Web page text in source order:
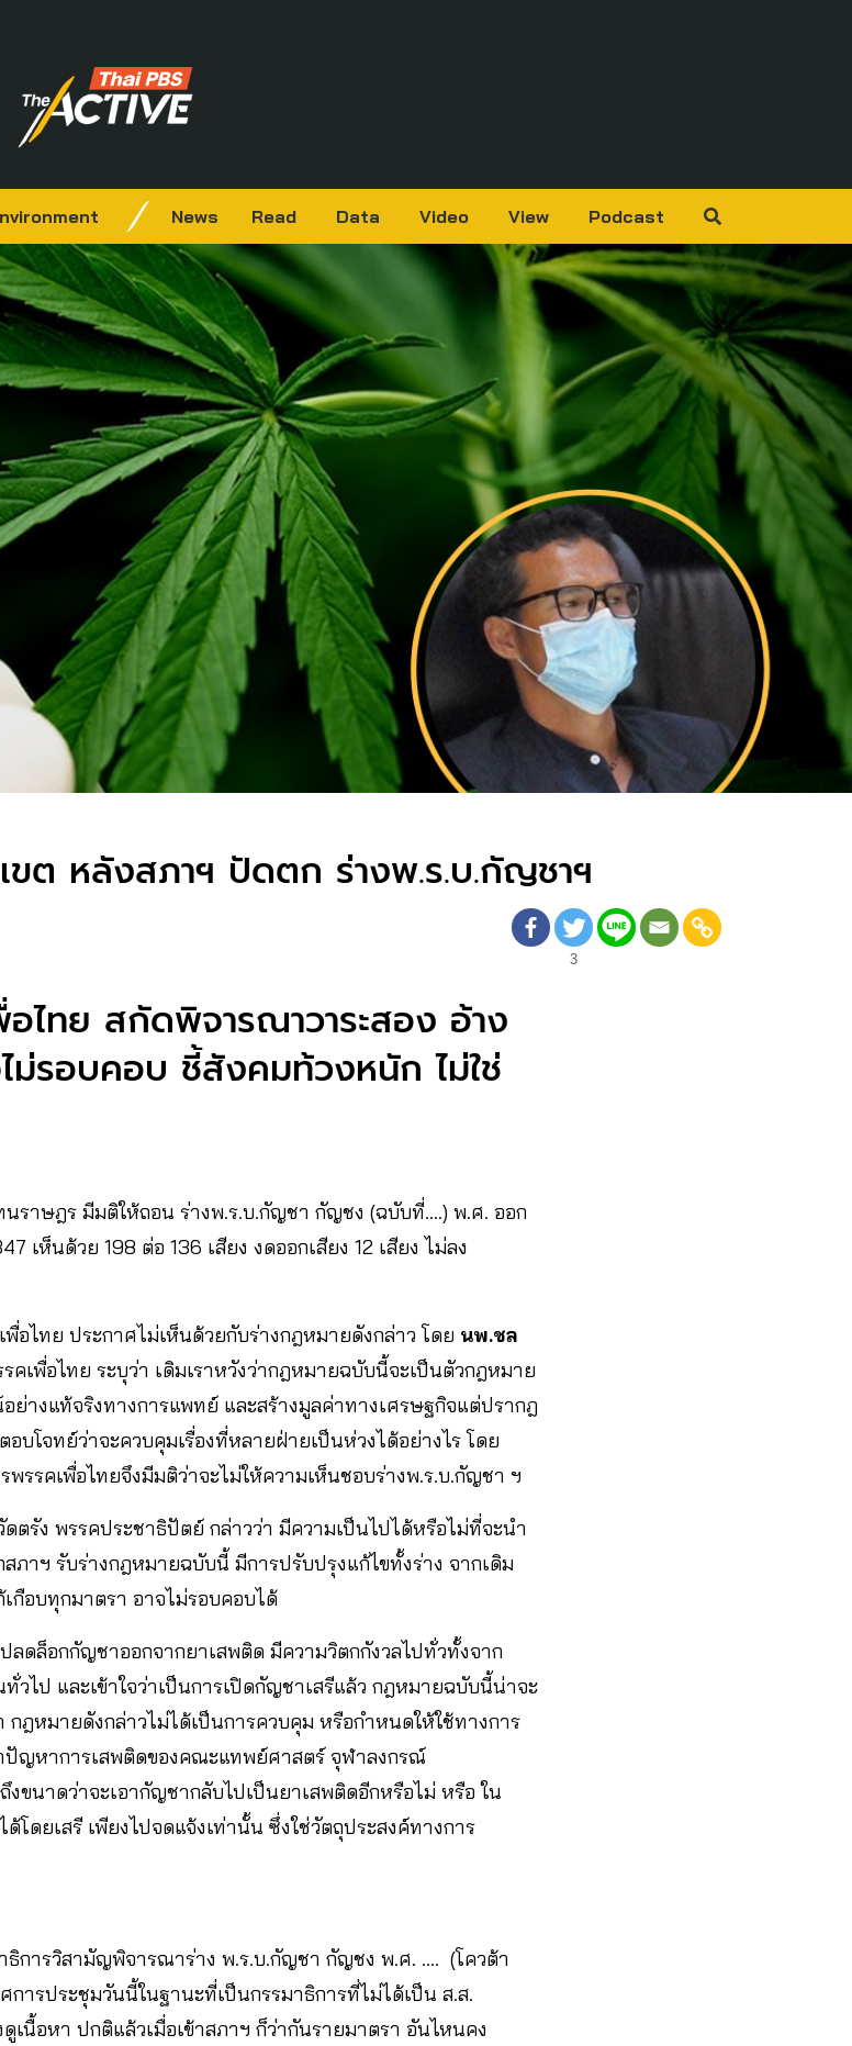
News Read Data Video View Podcast
ขต หลังสภาฯ ปัดตก ร่างพ.ร.บ.กัญชาฯ
3
ไทย สกัดพิจารณาวาระสอง อ้าง
ม่รอบคอบ ชี้สังคมท้วงหนัก ไม่ใช่
ราษฎร มีมติให้ถอน ร่างพ.ร.บ.กัญชา กัญชง (ฉบับที่….) พ.ศ. ออก
เห็นด้วย 198 ต่อ 136 เสียง งดออกเสียง 12 เสียง ไม่ลง
อไทย ประกาศไม่เห็นด้วยกับร่างกฎหมายดังกล่าว โดย นพ.ชล
เพื่อไทย ระบุว่า เดิมเราหวังว่ากฎหมายฉบับนี้จะเป็นตัวกฎหมาย
ย่างแท้จริงทางการแพทย์ และสร้างมูลค่าทางเศรษฐกิจแต่ปรากฎ
บโจทย์ว่าจะควบคุมเรื่องที่หลายฝ่ายเป็นห่วงได้อย่างไร โดย
รรคเพื่อไทยจึงมีมติว่าจะไม่ให้ความเห็นชอบร่างพ.ร.บ.กัญชา ฯ
ดตรัง พรรคประชาธิปัตย์ กล่าวว่า มีความเป็นไปได้หรือไม่ที่จะนำ
ภาฯ รับร่างกฎหมายฉบับนี้ มีการปรับปรุงแก้ไขทั้งร่าง จากเดิม
กือบทุกมาตรา อาจไม่รอบคอบได้
ดล็อกกัญชาออกจากยาเสพติด มีความวิตกกังวลไปทั่วทั้งจาก
วไป และเข้าใจว่าเป็นการเปิดกัญชาเสรีแล้ว กฎหมายฉบับนี้น่าจะ
ฎหมายดังกล่าวไม่ได้เป็นการควบคุม หรือกำหนดให้ใช้ทางการ
ปัญหาการเสพติดของคณะแทพย์ศาสตร์ จุฬาลงกรณ์
นาดว่าจะเอากัญชากลับไปเป็นยาเสพติดอีกหรือไม่ หรือ ใน
ดยเสรี เพียงไปจดแจ้งเท่านั้น ซึ่งใช่วัตถุประสงค์ทางการ
ธิการวิสามัญพิจารณาร่าง พ.ร.บ.กัญชา กัญชง พ.ศ. …. (โควต้า
การประชุมวันนี้ในฐานะที่เป็นกรรมาธิการที่ไม่ได้เป็น ส.ส.
เนื้อหา ปกติแล้วเมื่อเข้าสภาฯ ก็ว่ากันรายมาตรา อันไหนคง